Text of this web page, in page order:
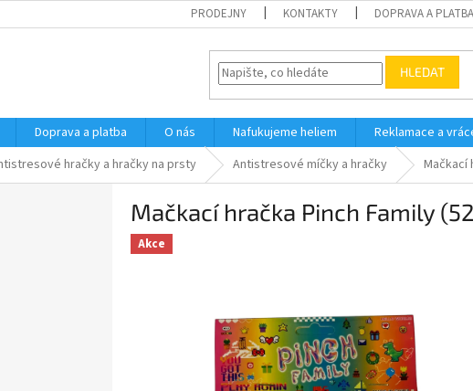
PRODEJNY KONTAKTY DOPRAVA A PLATBA
HLEDAT
Doprava a platba O nás Nafukujeme heliem Reklamace a
hračky a hračky na prsty Antistresové míčky a hračky Mačkací
Mačkací hračka Pinch Family
Akce